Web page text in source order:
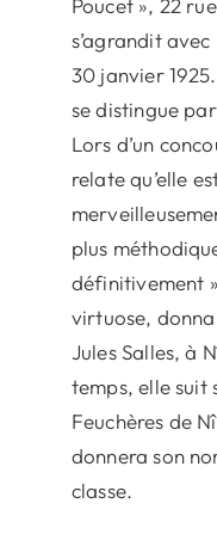
Poucet », 22
s’agrandit
30 janvier 1925.
se distingue
Lors d’un
relate qu’elle
plus
définitivement
virtuose,
Jules Salles, à
temps, elle suit
Feuchères de
donnera son
classe.